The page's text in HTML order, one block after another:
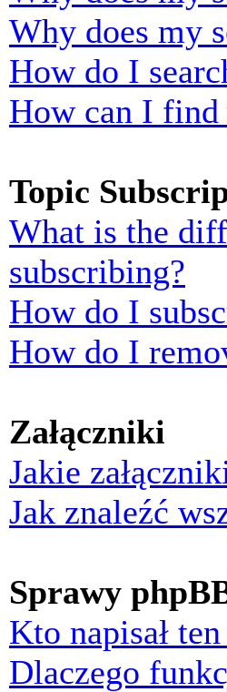
Why does my
How do I
How can I find
Topic
What is the
subscribing?
How do I
How do I
Załączniki
Jakie
Jak znaleźć
Sprawy
Kto napisał
Dlaczego